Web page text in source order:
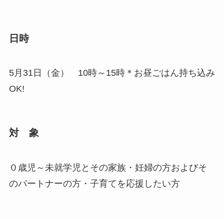
日時
5月31日（金） 10時～15時＊お昼ごはん持ち込み
OK!
対 象
０歳児～未就学児とその家族・妊婦の方およびそ
のパートナーの方・子育てを応援したい方